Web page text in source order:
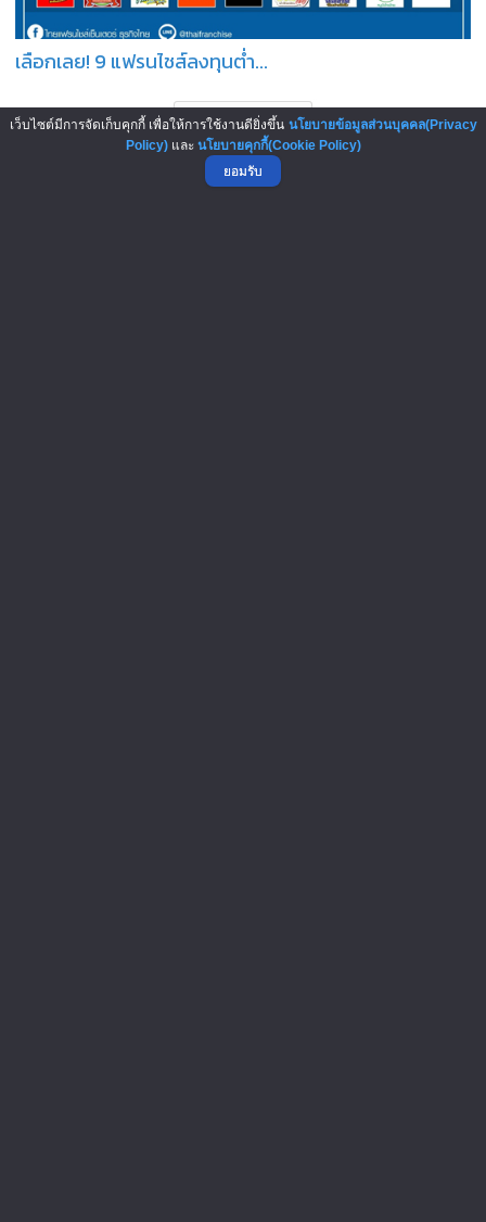
เลือกเลย! 9 แฟรนไชส์ลงทุนต่ำ...
เว็บไซต์มีการจัดเก็บคุกกี้ เพื่อให้การใช้งานดียิ่งขึ้น นโยบายข้อมูลส่วนบุคคล(Privacy
Policy)และ นโยบายคุกกี้(Cookie Policy)
ยอมรับ